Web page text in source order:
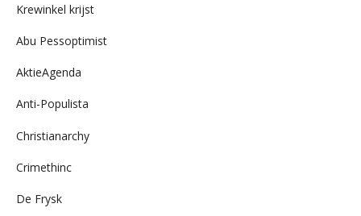
Krewinkel krijst
Abu Pessoptimist
AktieAgenda
Anti-Populista
Christianarchy
Crimethinc
De Frysk